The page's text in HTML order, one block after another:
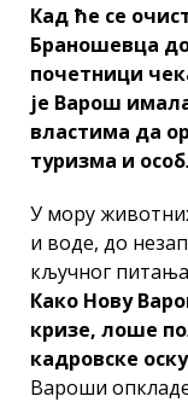
Кад ће се
Браношевца
почетници
је Варош
властима да
туризма и
У мору
и воде, до
кључног
Како Нову
кризе, лоше
кадровске
Вароши